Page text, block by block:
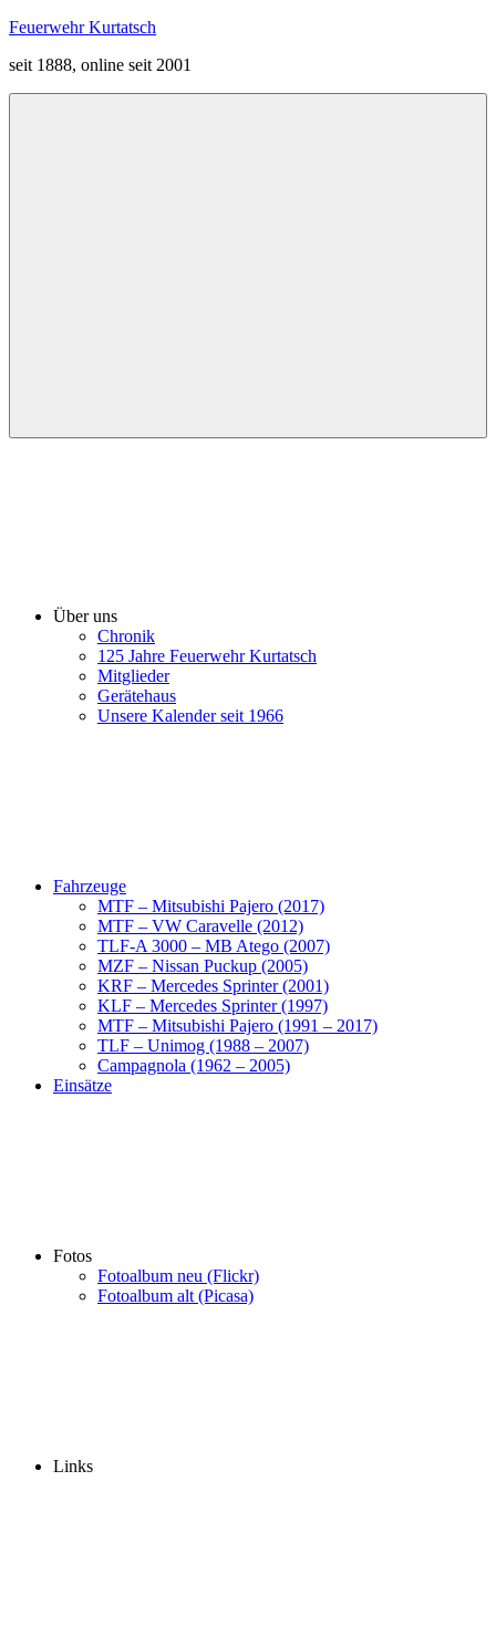
Zum
springen
Feuerwehr Kurtatsch
seit 1888, online seit 2001
Über uns
Chronik
125 Jahre Feuerwehr Kurtatsch
Mitglieder
Gerätehaus
Unsere Kalender seit 1966
Fahrzeuge
MTF – Mitsubishi Pajero (2017)
MTF – VW Caravelle (2012)
TLF-A 3000 – MB Atego (2007)
MZF – Nissan Puckup (2005)
KRF – Mercedes Sprinter (2001)
KLF – Mercedes Sprinter (1997)
MTF – Mitsubishi Pajero (1991 – 2017)
TLF – Unimog (1988 – 2007)
Campagnola (1962 – 2005)
Einsätze
Fotos
Fotoalbum neu (Flickr)
Fotoalbum alt (Picasa)
Links